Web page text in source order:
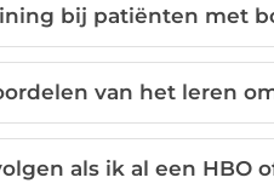
bij patiënten met
van het leren
als ik al een HBO